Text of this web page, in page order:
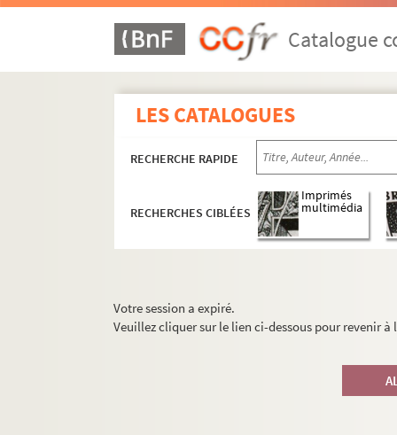
Catalogue
LES CATALOGUES
RECHERCHE RAPIDE
RECHERCHES CIBLÉES
Imprimés
multimédia
Votre session a expiré.
Veuillez cliquer sur le lien ci-dessous pour revenir